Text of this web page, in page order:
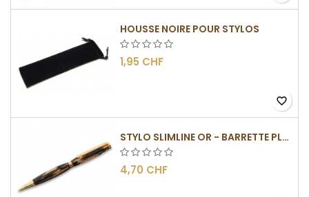
HOUSSE NOIRE POUR STYLOS
1,95 CHF
favorite_border
STYLO SLIMLINE OR - BARRETTE PLATE
4,70 CHF